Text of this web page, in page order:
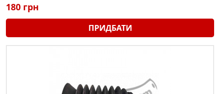
180 грн
ПРИДБАТИ